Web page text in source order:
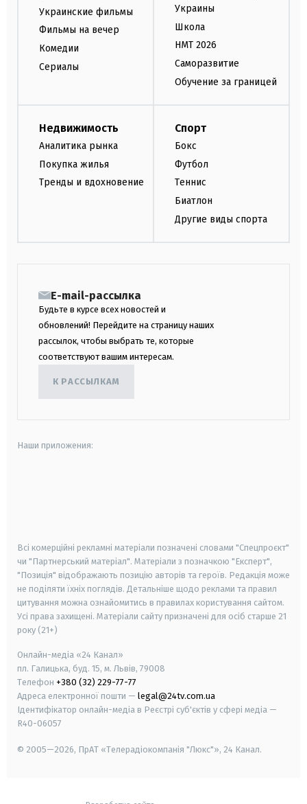
Украинские фильмы
Фильмы на вечер
Комедии
Сериалы
Украины
Школа
НМТ 2026
Саморазвитие
Обучение за границей
Недвижимость
Аналитика рынка
Покупка жилья
Тренды и вдохновение
Спорт
Бокс
Футбол
Теннис
Биатлон
Другие виды спорта
E-mail-рассылка
Будьте в курсе всех новостей и
обновлений! Перейдите на страницу наших
рассылок, чтобы выбрать те, которые
соответствуют вашим интересам.
К РАССЫЛКАМ
Наши приложения:
Всі комерційні рекламні матеріали позначені словами "Спецпроєкт"
чи "Партнерський матеріал". Матеріали з позначкою "Експерт",
"Позиція" відображають позицію авторів та героїв. Редакція може
не поділяти їхніх поглядів. Детальніше щодо реклами та правил
цитування можна ознайомитись в правилах користування сайтом.
Усі права захищені. Матеріали сайту призначені для осіб старше 21
року (21+)
Онлайн-медіа «24 Канал»
пл. Галицька, буд. 15, м. Львів, 79008
Телефон +380 (32) 229-77-77
Адреса електронної пошти — legal@24tv.com.ua
Ідентифікатор онлайн-медіа в Реєстрі суб'єктів у сфері медіа —
R40-06057
© 2005—2026, ПрАТ «Телерадіокомпанія "Люкс"», 24 Канал.